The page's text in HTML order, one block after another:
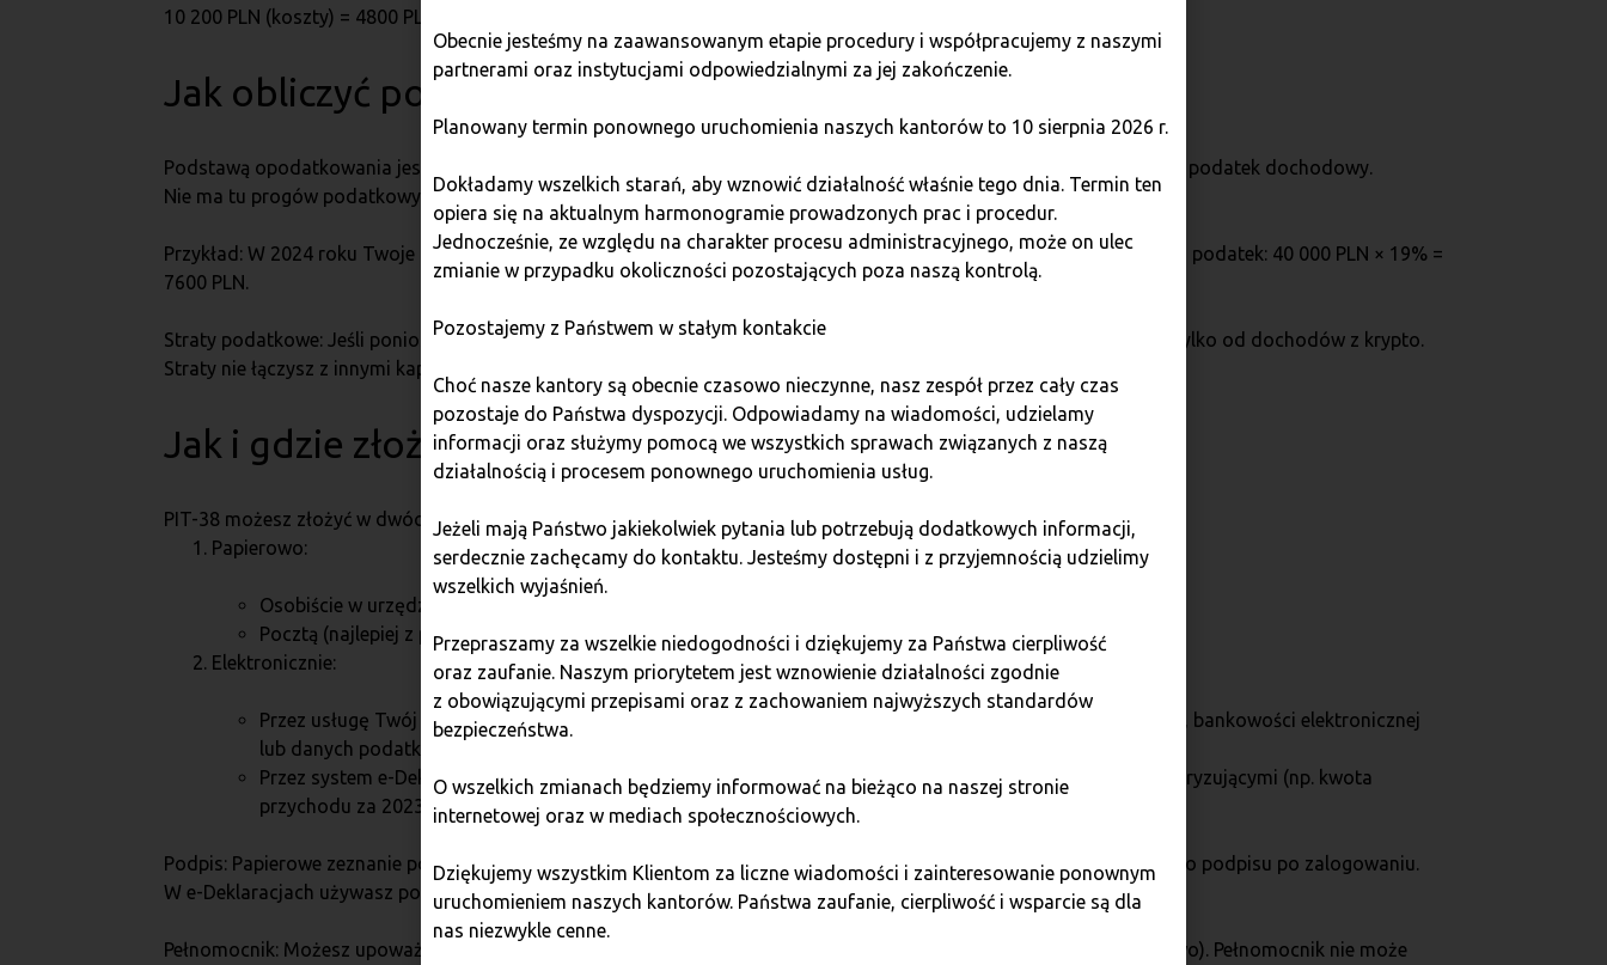
10 200 PLN (koszty) = 4800 PLN.
Jak obliczyć podatek od kryptowalut?
Podstawą opodatkowania jest dochód, czyli przychód minus koszty uzyskania przychodów. Od dochodu płacisz 19% podatek dochodowy.
Nie ma tu progów podatkowych ani ulg – stawka jest stała.
Przykład: W 2024 roku Twoje przychody z krypto wyniosły 100 000 PLN, a koszty 60 000 PLN. Dochód to 40 000 PLN, a podatek: 40 000 PLN × 19% =
7600 PLN.
Straty podatkowe: Jeśli poniosłeś stratę (koszty przewyższają przychody), możesz ją odliczyć w kolejnych latach, ale tylko od dochodów z krypto.
Straty nie łączysz z innymi kapitałami pieniężnymi.
Jak i gdzie złożyć PIT-38?
PIT-38 możesz złożyć w dwóch formach:
Papierowo:
Osobiście w urzędzie skarbowym.
Pocztą (najlepiej z potwierdzeniem odbioru) przez Pocztę Polską, przed upływem terminu 30 kwietnia.
Elektronicznie:
Przez usługę Twój e-PIT w serwisie e-Urząd Skarbowy, logując się za pomocą profilu zaufanego, e-dowodu, bankowości elektronicznej
lub danych podatkowych (PESEL/NIP, data urodzenia, kwoty przychodów z 2023 i 2024).
Przez system e-Deklaracje, podpisując zeznanie kwalifikowanym podpisem elektronicznym lub danymi autoryzującymi (np. kwota
przychodu za 2023 rok).
Podpis: Papierowe zeznanie podpisujesz własnoręcznie. Elektroniczne zeznanie w Twój e-PIT nie wymaga dodatkowego podpisu po zalogowaniu.
W e-Deklaracjach używasz podpisu kwalifikowanego lub danych autoryzujących.
Pełnomocnik: Możesz upoważnić kogoś do złożenia PIT-38, składając druk UPL-1 (elektronicznie) lub UPL-1P (papierowo). Pełnomocnik nie może
Obecnie jesteśmy na zaawansowanym etapie procedury i współpracujemy z naszymi
partnerami oraz instytucjami odpowiedzialnymi za jej zakończenie.
Planowany termin ponownego uruchomienia naszych kantorów to 10 sierpnia 2026 r.
Dokładamy wszelkich starań, aby wznowić działalność właśnie tego dnia. Termin ten
opiera się na aktualnym harmonogramie prowadzonych prac i procedur.
Jednocześnie, ze względu na charakter procesu administracyjnego, może on ulec
zmianie w przypadku okoliczności pozostających poza naszą kontrolą.
Pozostajemy z Państwem w stałym kontakcie
Choć nasze kantory są obecnie czasowo nieczynne, nasz zespół przez cały czas
pozostaje do Państwa dyspozycji. Odpowiadamy na wiadomości, udzielamy
informacji oraz służymy pomocą we wszystkich sprawach związanych z naszą
działalnością i procesem ponownego uruchomienia usług.
Jeżeli mają Państwo jakiekolwiek pytania lub potrzebują dodatkowych informacji,
serdecznie zachęcamy do kontaktu. Jesteśmy dostępni i z przyjemnością udzielimy
wszelkich wyjaśnień.
Przepraszamy za wszelkie niedogodności i dziękujemy za Państwa cierpliwość
oraz zaufanie. Naszym priorytetem jest wznowienie działalności zgodnie
z obowiązującymi przepisami oraz z zachowaniem najwyższych standardów
bezpieczeństwa.
O wszelkich zmianach będziemy informować na bieżąco na naszej stronie
internetowej oraz w mediach społecznościowych.
Dziękujemy wszystkim Klientom za liczne wiadomości i zainteresowanie ponownym
uruchomieniem naszych kantorów. Państwa zaufanie, cierpliwość i wsparcie są dla
nas niezwykle cenne.